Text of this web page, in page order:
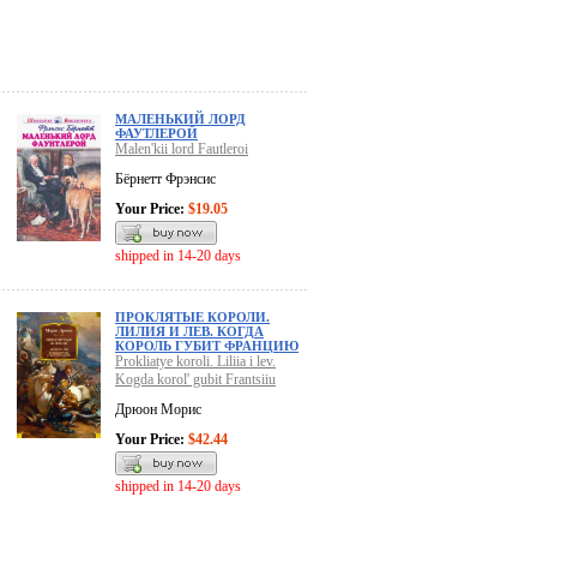
МАЛЕНЬКИЙ ЛОРД
ФАУТЛЕРОЙ
Malen'kii lord Fautleroi
Бёрнетт Фрэнсис
Your Price: $19.05
shipped in 14-20 days
ПРОКЛЯТЫЕ КОРОЛИ.
ЛИЛИЯ И ЛЕВ. КОГДА
КОРОЛЬ ГУБИТ ФРАНЦИЮ
Prokliatye koroli. Liliia i lev.
Kogda korol' gubit Frantsiiu
Дрюон Морис
Your Price: $42.44
shipped in 14-20 days